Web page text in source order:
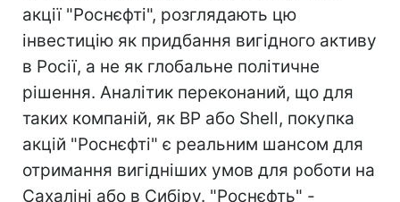
акції "Роснєфті", розглядають цю
інвестицію як придбання вигідного активу
в Росії, а не як глобальне політичне
рішення. Аналітик переконаний, що для
таких компаній, як BP або Shell, покупка
акцій "Роснєфті" є реальним шансом для
отримання вигідніших умов для роботи на
Сахаліні або в Сибіру. "Роснєфть" -